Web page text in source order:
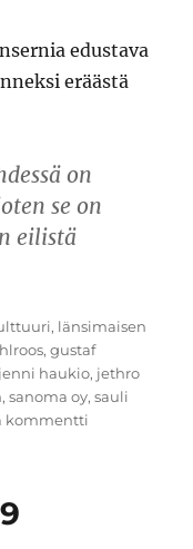
edustava
eräästä
on
se on
eilistä
, länsimaisen
,gustaf
jenni haukio, jethro
,sanoma oy,sauli
kommentti